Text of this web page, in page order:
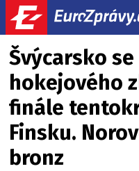
Švýcarsko
hokejového
finále
Finsku.
bronz